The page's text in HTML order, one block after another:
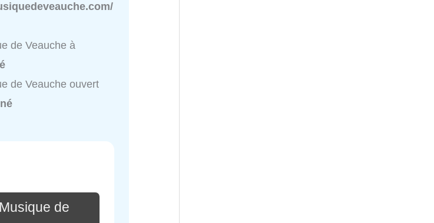
de Veauche à
de Veauche ouvert
de